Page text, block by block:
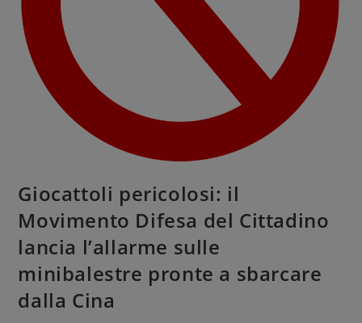
Giocattoli pericolosi: il
Movimento Difesa del Cittadino
lancia l’allarme sulle
minibalestre pronte a sbarcare
dalla Cina